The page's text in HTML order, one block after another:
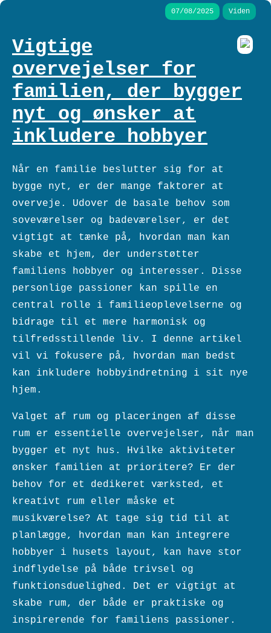
07/08/2025 Viden
Vigtige
overvejelser for
familien, der bygger
nyt og ønsker at
inkludere hobbyer
Når en familie beslutter sig for at
bygge nyt, er der mange faktorer at
overveje. Udover de basale behov som
soveværelser og badeværelser, er det
vigtigt at tænke på, hvordan man kan
skabe et hjem, der understøtter
familiens hobbyer og interesser. Disse
personlige passioner kan spille en
central rolle i familieoplevelserne og
bidrage til et mere harmonisk og
tilfredsstillende liv. I denne artikel
vil vi fokusere på, hvordan man bedst
kan inkludere hobbyindretning i sit nye
hjem.
Valget af rum og placeringen af disse
rum er essentielle overvejelser, når man
bygger et nyt hus. Hvilke aktiviteter
ønsker familien at prioritere? Er der
behov for et dedikeret værksted, et
kreativt rum eller måske et
musikværelse? At tage sig tid til at
planlægge, hvordan man kan integrere
hobbyer i husets layout, kan have stor
indflydelse på både trivsel og
funktionsduelighed. Det er vigtigt at
skabe rum, der både er praktiske og
inspirerende for familiens passioner.